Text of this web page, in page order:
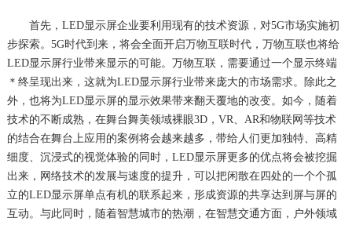
首先，LED显示屏企业要利用现有的技术资源，对5G市场实施初
步探索。5G时代到来，将会全面开启万物互联时代，万物互联也将给
LED显示屏行业带来显示的可能。万物互联，需要通过一个显示终端
＊终呈现出来，这就为LED显示屏行业带来庞大的市场需求。除此之
外，也将为LED显示屏的显示效果带来翻天覆地的改变。如今，随着
技术的不断成熟，在舞台舞美领域裸眼3D，VR、AR和物联网等技术
的结合在舞台上应用的案例将会越来越多，带给人们更加独特、高精
细度、沉浸式的视觉体验的同时，LED显示屏更多的优点将会被挖掘
出来，网络技术的发展与速度的提升，可以把闲散在四处的一个个孤
立的LED显示屏单点有机的联系起来，形成资源的共享达到屏与屏的
互动。与此同时，随着智慧城市的热潮，在智慧交通方面，户外领域